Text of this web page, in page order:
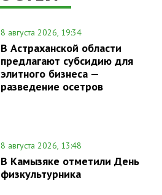
8 августа 2026, 19:34
В Астраханской области
предлагают субсидию для
элитного бизнеса —
разведение осетров
8 августа 2026, 13:48
В Камызяке отметили День
физкультурника